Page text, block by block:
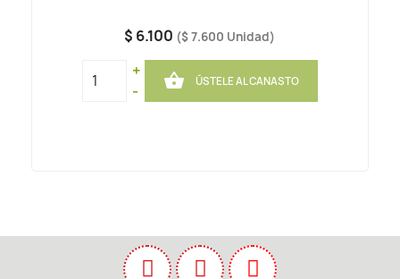
$ 6.100 ($ 7.600 Unidad)
+
-
 ÚSTELE AL CANASTO